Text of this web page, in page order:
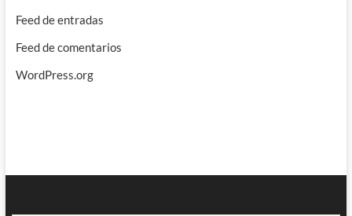
Feed de entradas
Feed de comentarios
WordPress.org